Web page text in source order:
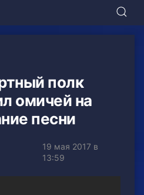
полк
омичей на
песни
19 мая 2017 в
13:59